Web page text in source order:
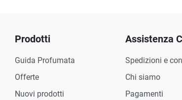
Prodotti
Guida Profumata
Offerte
Nuovi prodotti
Assistenza
Spedizioni e
Chi siamo
Pagamenti